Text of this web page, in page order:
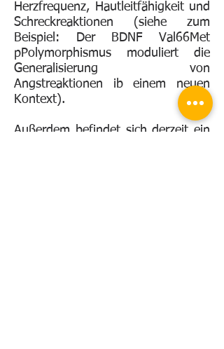
Herzfrequenz, Hautleitfähigkeit und
Schreckreaktionen (siehe zum
Beispiel: Der BDNF Val66Met
pPolymorphismus moduliert die
Generalisierung von
Angstreaktionen ib einem neuen
Kontext).
Außerdem befindet sich derzeit ein